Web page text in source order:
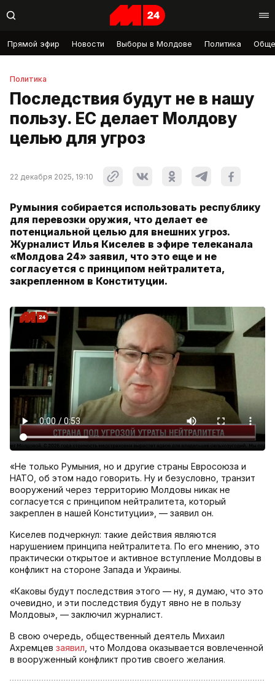
Прямой эфир Новости Выборы в Молдове Политика
Политика
Последствия будут не в нашу
пользу. ЕС делает Молдову
целью для угроз
22 декабря 2025, 19:10
Румыния собирается использовать республику
для перевозки оружия, что делает ее
потенциальной целью для внешних угроз.
Журналист Илья Киселев в эфире телеканала
«Молдова 24» заявил, что это еще и не
согласуется с принципом нейтралитета,
закрепленном в Конституции.
«Не только Румыния, но и другие страны Евросоюза и
НАТО, об этом надо говорить. Ну и безусловно, транзит
вооружений через территорию Молдовы никак не
согласуется с принципом нейтралитета, который
закреплен в нашей Конституции», — заявил он.
Киселев подчеркнул: такие действия являются
нарушением принципа нейтралитета. По его мнению, это
практически открытое и активное вступление Молдовы в
конфликт на стороне Запада и Украины.
«Каковы будут последствия этого — ну, я думаю, что это
очевидно, и эти последствия будут явно не в пользу
Молдовы», — заключил журналист.
В свою очередь, общественный деятель Михаил
Ахремцев заявил , что Молдова оказывается вовлеченной
в вооруженный конфликт против своего желания.